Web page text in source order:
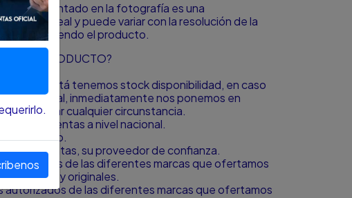
presentado en la fotografía es una
tamaño real y puede variar con la resolución de la
se está viendo el producto.
DEL PRODUCTO?
está tenemos stock disponibilidad, en caso
adicional, inmediatamente nos ponemos en
mitigar cualquier circunstancia.
herramientas a nivel nacional.
a sábado.
y herramientas, su proveedor de confianza.
autorizados de las diferentes marcas que ofertamos
nuevos y originales.
autorizados de las diferentes marcas que ofertamos